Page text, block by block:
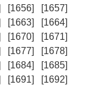
[1656]
[1657]
[1663]
[1664]
[1670]
[1671]
[1677]
[1678]
[1684]
[1685]
[1691]
[1692]